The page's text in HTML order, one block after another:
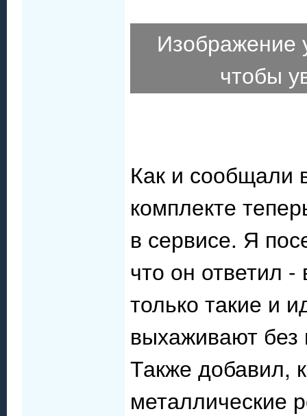
чтобы
Как и сообщали
комплекте
в сервисе. Я
что он ответил
только такие и
выхаживают
Также добавил,
металлические